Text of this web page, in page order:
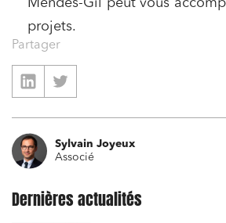
Mendès-Gil peut vous
projets.
Partager
Sylvain Joyeux
Associé
Dernières actualités
Environnement
Urbanisme et aménagement
Droit des sociétés et Fusions-
J'ai lu et j'accepte la